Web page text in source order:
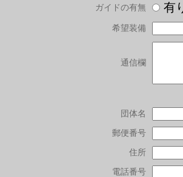
ガイドの有無
希望装備
通信欄
団体名
郵便番号
住所
電話番号